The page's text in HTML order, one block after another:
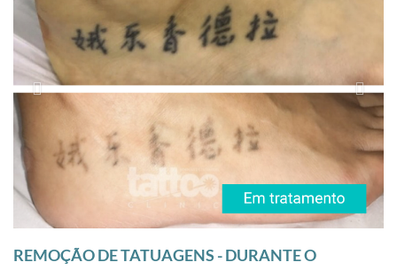
REMOÇÃO DE TATUAGENS - DURANTE O